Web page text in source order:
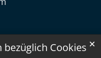
Cookies ✕